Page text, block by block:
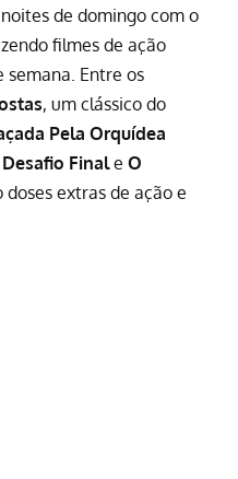
de domingo com o
filmes de ação
semana. Entre os
, um clássico do
Pela Orquídea
Finale O
doses extras de ação e